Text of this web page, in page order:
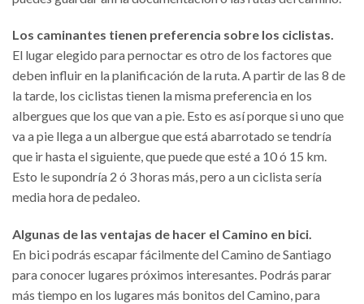
Los caminantes tienen preferencia sobre los ciclistas.
El lugar elegido para pernoctar es otro de los factores que
deben influir en la planificación de la ruta. A partir de las 8 de
la tarde, los ciclistas tienen la misma preferencia en los
albergues que los que van a pie. Esto es así porque si uno que
va a pie llega a un albergue que está abarrotado se tendría
que ir hasta el siguiente, que puede que esté a 10 ó 15 km.
Esto le supondría 2 ó 3 horas más, pero a un ciclista sería
media hora de pedaleo.
Algunas de las ventajas de hacer el Camino en bici.
En bici podrás escapar fácilmente del Camino de Santiago
para conocer lugares próximos interesantes. Podrás parar
más tiempo en los lugares más bonitos del Camino, para